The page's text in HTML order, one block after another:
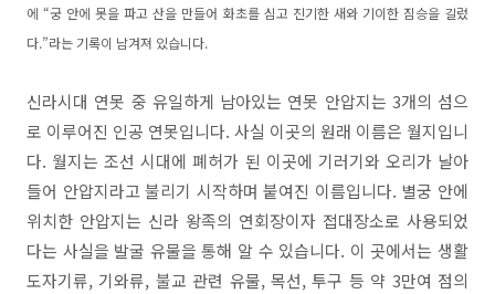
에 “궁 안에 못을 파고 산을 만들어 화초를 심고 진기한 새와 기이한 짐승을 길렀
다.”라는 기록이 남겨져 있습니다.
신라시대 연못 중 유일하게 남아있는 연못 안압지는 3개의 섬으
로 이루어진 인공 연못입니다. 사실 이곳의 원래 이름은 월지입니
다. 월지는 조선 시대에 폐허가 된 이곳에 기러기와 오리가 날아
들어 안압지라고 불리기 시작하며 붙여진 이름입니다. 별궁 안에
위치한 안압지는 신라 왕족의 연회장이자 접대장소로 사용되었
다는 사실을 발굴 유물을 통해 알 수 있습니다. 이 곳에서는 생활
도자기류, 기와류, 불교 관련 유물, 목선, 투구 등 약 3만여 점의